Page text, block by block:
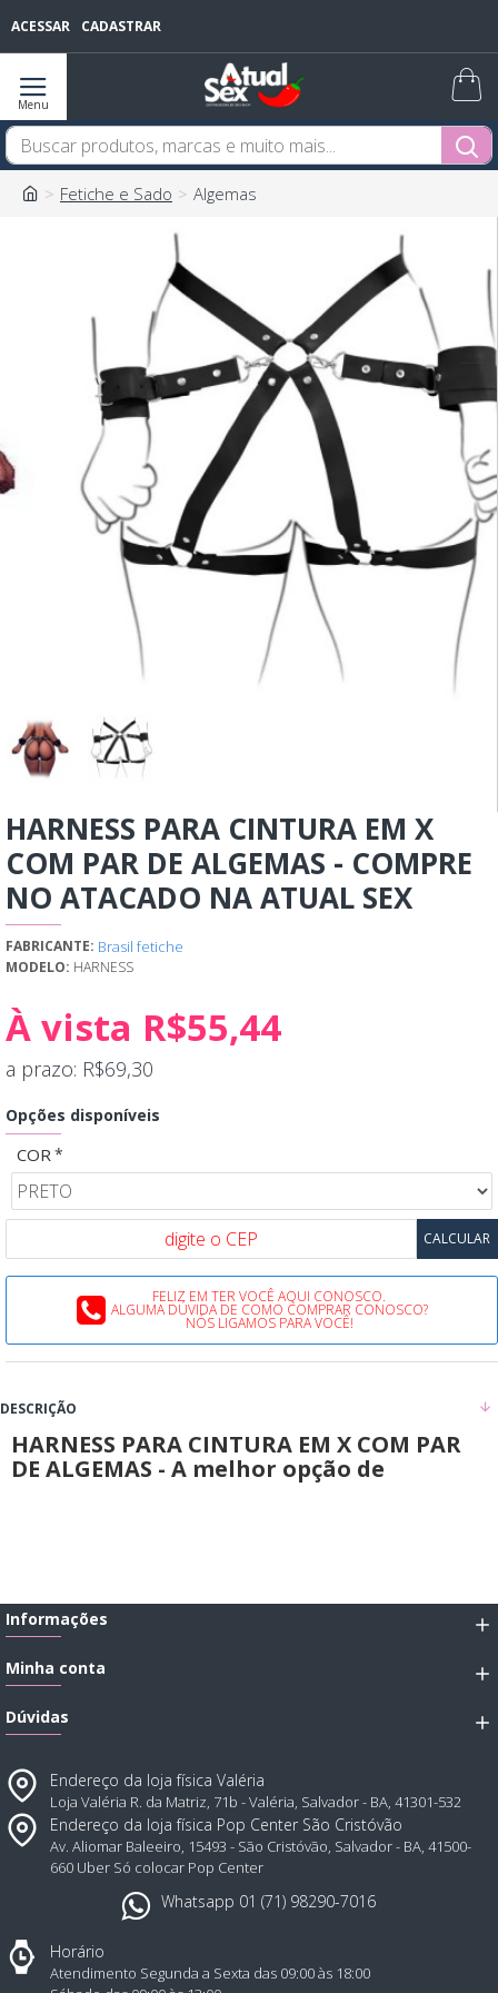
ACESSAR CADASTRAR
Fetiche e Sado Algemas
HARNESS PARA CINTURA EM X
COM PAR DE ALGEMAS - COMPRE
NO ATACADO NA ATUAL SEX
À vista R$55,44
a prazo: R$69,30
FABRICANTE: Brasil fetiche
MODELO: HARNESS
Opções disponíveis
COR
FELIZ EM TER VOCÊ AQUI CONOSCO.
ALGUMA DÚVIDA DE COMO COMPRAR CONOSCO?
NÓS LIGAMOS PARA VOCÊ!
DESCRIÇÃO
HARNESS PARA CINTURA EM X COM PAR
DE ALGEMAS - A melhor opção de
Informações
Minha conta
Dúvidas
Endereço da loja física Valéria
Loja Valéria R. da Matriz, 71b - Valéria, Salvador - BA, 41301-532
Endereço da loja física Pop Center São Cristóvão
Av. Aliomar Baleeiro, 15493 - São Cristóvão, Salvador - BA, 41500-
660 Uber Só colocar Pop Center
Whatsapp 01 (71) 98290-7016
Horário
Atendimento Segunda a Sexta das 09:00 às 18:00